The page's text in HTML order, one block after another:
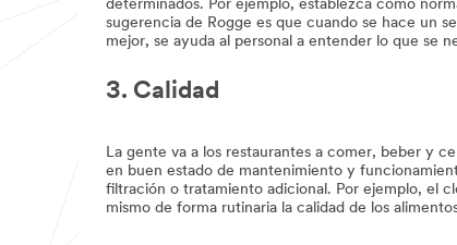
determinados. Por ejemplo, establezca como
sugerencia de Rogge es que cuando se hace un
mejor, se ayuda al personal a entender lo que se
3. Calidad
La gente va a los restaurantes a comer, beber y
en buen estado de mantenimiento y
filtración o tratamiento adicional. Por ejemplo, el
mismo de forma rutinaria la calidad de los